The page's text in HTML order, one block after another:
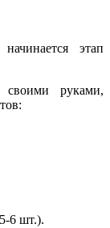
этап
руками,
6 шт.).